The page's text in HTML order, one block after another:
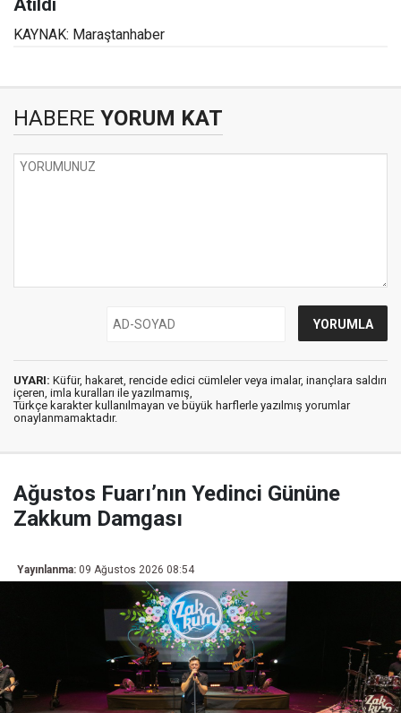
KAYNAK: Maraştanhaber
HABERE YORUM KAT
UYARI: Küfür, hakaret, rencide edici cümleler veya imalar, inançlara saldırı
içeren, imla kuralları ile yazılmamış,
Türkçe karakter kullanılmayan ve büyük harflerle yazılmış yorumlar
onaylanmamaktadır.
Ağustos Fuarı’nın Yedinci Gününe
Zakkum Damgası
Yayınlanma: 09 Ağustos 2026 08:54